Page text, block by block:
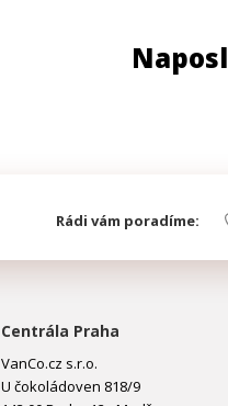
Rádi vám poradíme:
Centrála Praha
VanCo.cz s.r.o.
U čokoládoven 818/9